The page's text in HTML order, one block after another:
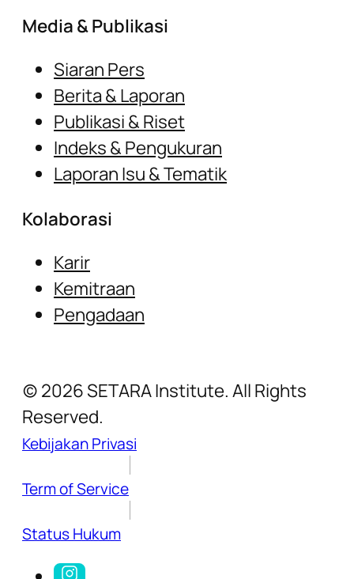
Media & Publikasi
Siaran Pers
Berita & Laporan
Publikasi & Riset
Indeks & Pengukuran
Laporan Isu & Tematik
Kolaborasi
Karir
Kemitraan
Pengadaan
(c) 2026 SETARA Institute. All Rights
Reserved.
Kebijakan Privasi
Term of Service
Status Hukum